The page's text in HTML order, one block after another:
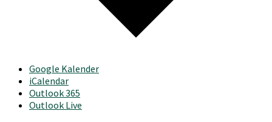
Google Kalender
iCalendar
Outlook 365
Outlook Live